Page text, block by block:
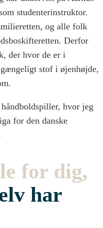
studenterinstruktor.
og alle folk
Derfor
der hvor de er i
stof i øjenhøjde,
hvor jeg
for den danske
for dig,
har